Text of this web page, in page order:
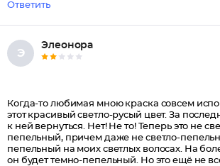
Ответить
Э
Элеонора
Когда-то любимая мною краска совсем
этот красивый светло-русый цвет. За
к ней вернуться. Нет! Не то! Теперь это не
пепельный, причем даже не светло-
пепельный на моих светлых волосах. На
он будет темно-пепельный. Но это ещё не